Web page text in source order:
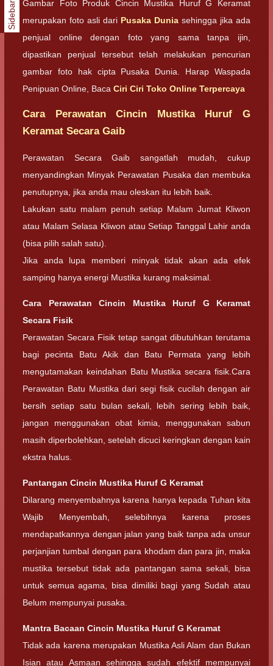
Gambar Foto Produk Cincin Mustika Huruf G Keramat
merupakan foto asli dari Pusaka Dunia sehingga jika ada
penjual online dengan foto yang sama tanpa ijin,
dipastikan penjual tersebut telah melakukan pencurian
gambar foto hak cipta Pusaka Dunia. Harap Waspada
Penipuan Online, Baca Ciri Ciri Toko Online Terpercaya
Cara Perawatan Cincin Mustika Huruf G
Keramat Secara Gaib
Perawatan Secara Gaib sangatlah mudah, cukup
menyandingkan Minyak Perawatan Pusaka dan membuka
penutupnya, jika anda mau oleskan itu lebih baik.
Lakukan satu malam penuh setiap Malam Jumat Kliwon
atau Malam Selasa Kliwon atau Setiap Tanggal Lahir anda
(bisa pilih salah satu).
Jika anda lupa memberi minyak tidak akan ada efek
samping hanya energi Mustika kurang maksimal.
Cara Perawatan Cincin Mustika Huruf G Keramat
Secara Fisik
Perawatan Secara Fisik tetap sangat dibutuhkan terutama
bagi pecinta Batu Akik dan Batu Permata yang lebih
mengutamakan keindahan Batu Mustika secara fisik.Cara
Perawatan Batu Mustika dari segi fisik cucilah dengan air
bersih setiap satu bulan sekali, lebih sering lebih baik,
jangan menggunakan obat kimia, menggunakan sabun
masih diperbolehkan, setelah dicuci keringkan dengan kain
ekstra halus.
Pantangan Cincin Mustika Huruf G Keramat
Dilarang menyembahnya karena hanya kepada Tuhan kita
Wajib Menyembah, selebihnya karena proses
mendapatkannya dengan jalan yang baik tanpa ada unsur
perjanjian tumbal dengan para khodam dan para jin, maka
mustika tersebut tidak ada pantangan sama sekali, bisa
untuk semua agama, bisa dimiliki bagi yang Sudah atau
Belum mempunyai pusaka.
Mantra Bacaan Cincin Mustika Huruf G Keramat
Tidak ada karena merupakan Mustika Asli Alam dan Bukan
Isian atau Asmaan sehingga sudah efektif mempunyai
Sidebar